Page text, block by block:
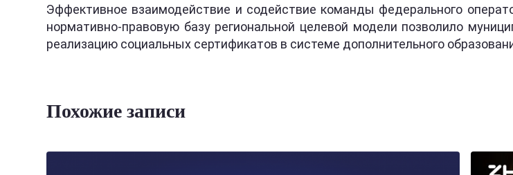
Эффективное взаимодействие и содействие команды федерального
нормативно-правовую базу региональной целевой модели позволило
реализацию социальных сертификатов в системе дополнительного
Похожие записи